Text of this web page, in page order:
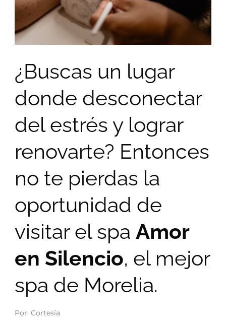
¿Buscas un lugar
donde desconectar
del estrés y lograr
renovarte? Entonces
no te pierdas la
oportunidad de
visitar el spa Amor
en Silencio, el mejor
spa de Morelia.
Por: Cortesía